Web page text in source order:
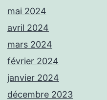
mai 2024
avril 2024
mars 2024
février 2024
janvier 2024
décembre 2023